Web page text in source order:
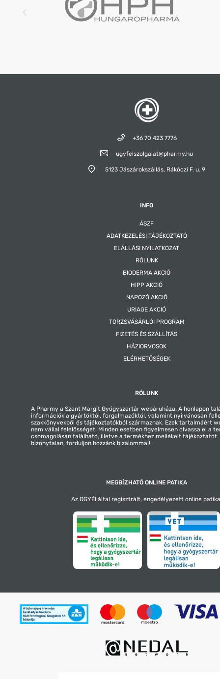
+36 70 423 7776
ugyfelszolgalat@pharmy.hu
5123 Jászárokszállás, Rákóczi F. u. 9
INFO
ÁSZF
ADATKEZELÉSI TÁJÉKOZTATÓ
ELÁLLÁSI NYILATKOZAT
RÓLUNK
BIODERMA AKCIÓ
HIPP AKCIÓ
NAPOZÓ AKCIÓ
URIAGE AKCIÓ
TÖRZSVÁSÁRLÓI PROGRAM
FIZETÉS ÉS SZÁLLÍTÁS
HÁZIORVOSOK
ELÉRHETŐSÉGEK
RÓLUNK
A Pharmy a Szent Margit Gyógyszertár webáruháza. A honlapon
információk a gyártóktól, forgalmazóktól, valamint nyilvánosan
szakkönyvekből és tájékoztatókból származnak. Ezek tartalmáért
nem vállal felelősséget. Minden esetben figyelmesen olvassa el a
csomagolásán található, illetve a termékhez mellékelt tájékoztatót.
bizonytalan, forduljon hozzánk bizalommal!
MEGBÍZHATÓ ONLINE PATIKA
Az OGYÉI által regisztrált, engedélyezett online